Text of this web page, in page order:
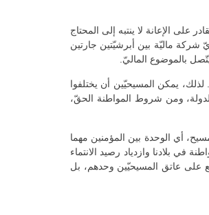
على الإعانة لا ينتبه إلى المحتاج
شركة ماليّة بين أبرشيّتين جارتين
بالموضوع الماليّ.
يمكن المسيحيّين أن يختلفوا
ومن شروط المواطنة الحقّ،
أي الوحدة بين المؤمنين مهما
في بلادنا وازدياد رصيد الانتماء
على عاتق المسيحيّين وحدهم، بل